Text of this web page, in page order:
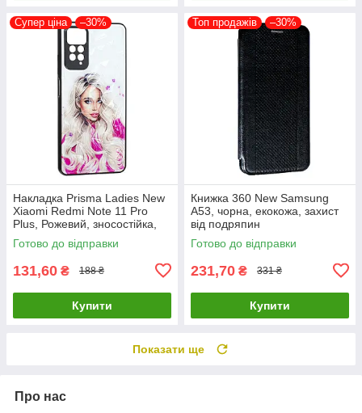
Супер ціна –30%
Накладка Prisma Ladies New
Xiaomi Redmi Note 11 Pro
Plus, Рожевий, зносостійка,
пилонепроникна
Готово до відправки
131,60 ₴ 188 ₴
Купити
Топ продажів –30%
Книжка 360 New Samsung
A53, чорна, екокожа, захист
від подряпин
Готово до відправки
231,70 ₴ 331 ₴
Купити
Показати ще
Про нас